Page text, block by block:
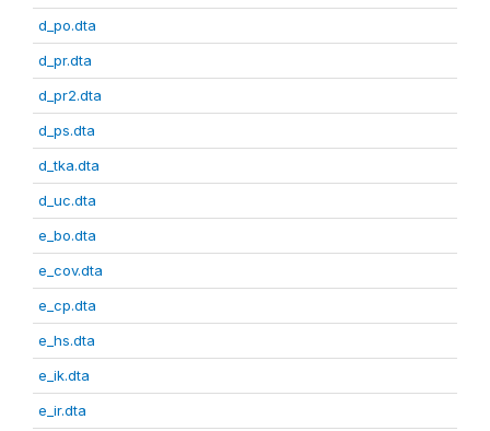
d_po.dta
d_pr.dta
d_pr2.dta
d_ps.dta
d_tka.dta
d_uc.dta
e_bo.dta
e_cov.dta
e_cp.dta
e_hs.dta
e_ik.dta
e_ir.dta